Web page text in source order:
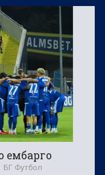
ембарго
БГ Футбол